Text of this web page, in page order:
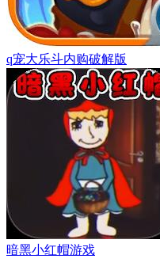
q宠大乐斗内购破解版
暗黑小红帽游戏